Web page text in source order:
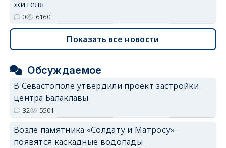
жителя
0 6160
Показать все новости
Обсуждаемое
В Севастополе утвердили проект застройки
центра Балаклавы
32 5501
Возле памятника «Солдату и Матросу»
появятся каскадные водопады